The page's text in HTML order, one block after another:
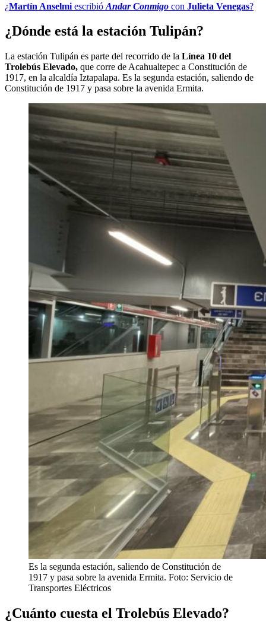
¿Martín Anselmi escribió Andar Conmigo con Julieta Venegas?
¿Dónde está la estación Tulipán?
La estación Tulipán es parte del recorrido de la Línea 10 del
Trolebús Elevado, que corre de Acahualtepec a Constitución de
1917, en la alcaldía Iztapalapa. Es la segunda estación, saliendo de
Constitución de 1917 y pasa sobre la avenida Ermita.
Es la segunda estación, saliendo de Constitución de
1917 y pasa sobre la avenida Ermita. Foto: Servicio de
Transportes Eléctricos
¿Cuánto cuesta el Trolebús Elevado?